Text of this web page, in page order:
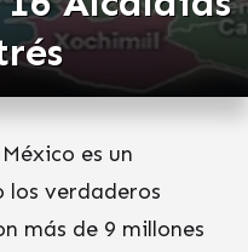
es un
los verdaderos
más de 9 millones